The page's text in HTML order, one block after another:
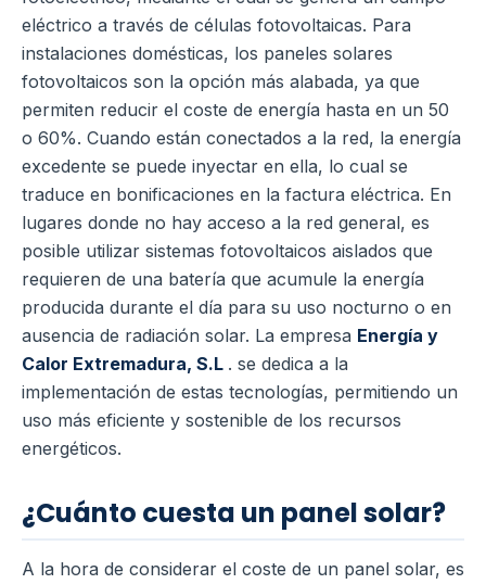
eléctrico a través de células fotovoltaicas. Para
instalaciones domésticas, los paneles solares
fotovoltaicos son la opción más alabada, ya que
permiten reducir el coste de energía hasta en un 50
o 60%. Cuando están conectados a la red, la energía
excedente se puede inyectar en ella, lo cual se
traduce en bonificaciones en la factura eléctrica. En
lugares donde no hay acceso a la red general, es
posible utilizar sistemas fotovoltaicos aislados que
requieren de una batería que acumule la energía
producida durante el día para su uso nocturno o en
ausencia de radiación solar. La empresa Energía y
Calor Extremadura, S.L . se dedica a la
implementación de estas tecnologías, permitiendo un
uso más eficiente y sostenible de los recursos
energéticos.
¿Cuánto cuesta un panel solar?
A la hora de considerar el coste de un panel solar, es